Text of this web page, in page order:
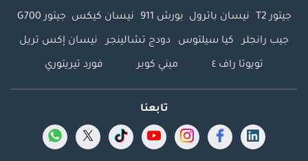
جيتور T2 نيسان باترول بورش 911 نيسان كيكس جيتور G700
جيب رانجلر كيا سيلتوس دودج تشالينجر نيسان إكس تريل
تويوتا راف ٤ ميني كوبر فورد تيريتوري
تابعنا